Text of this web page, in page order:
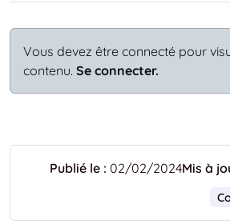
Vous devez être connecté pour
contenu. Se connecter.
Publié le : 02/02/2024Mis à